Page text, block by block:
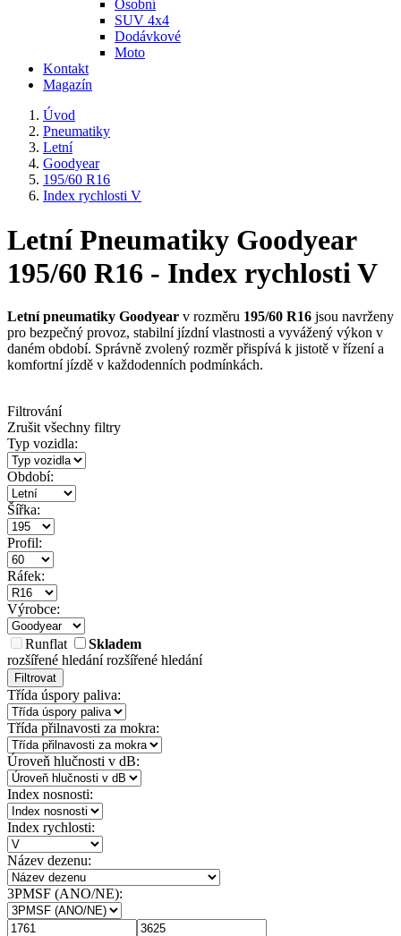
Osobní
SUV 4x4
Dodávkové
Moto
Kontakt
Magazín
Úvod
Pneumatiky
Letní
Goodyear
195/60 R16
Index rychlosti V
Letní Pneumatiky Goodyear
195/60 R16 - Index rychlosti V
Letní pneumatiky Goodyear v rozměru 195/60 R16 jsou navrženy
pro bezpečný provoz, stabilní jízdní vlastnosti a vyvážený výkon v
daném období. Správně zvolený rozměr přispívá k jistotě v řízení a
komfortní jízdě v každodenních podmínkách.
Filtrování
Zrušit všechny filtry
Typ vozidla:
Období:
Šířka:
Profil:
Ráfek:
Výrobce:
Runflat
Skladem
rozšířené hledánírozšířené hledání
Filtrovat
Třída úspory paliva:
Třída přilnavosti za mokra:
Úroveň hlučnosti v dB:
Index nosnosti:
Index rychlosti:
Název dezenu:
3PMSF (ANO/NE):